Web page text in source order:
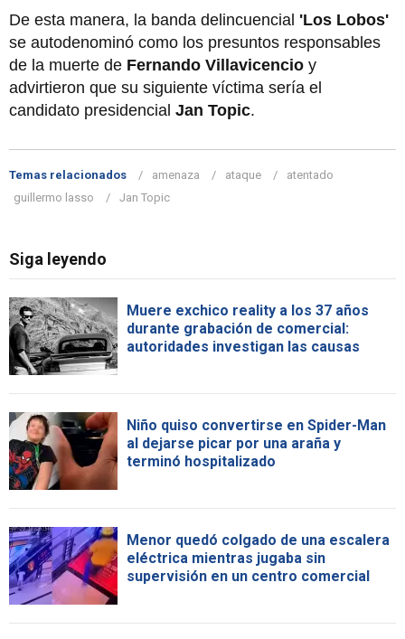
De esta manera, la banda delincuencial 'Los Lobos'
se autodenominó como los presuntos responsables
de la muerte de Fernando Villavicencio y
advirtieron que su siguiente víctima sería el
candidato presidencial Jan Topic.
Temas relacionados amenaza ataque
atentado
guillermo lasso
Jan Topic
Siga leyendo
Muere exchico reality a los 37 años
durante grabación de comercial:
autoridades investigan las causas
Niño quiso convertirse en Spider-Man
al dejarse picar por una araña y
terminó hospitalizado
Menor quedó colgado de una escalera
eléctrica mientras jugaba sin
supervisión en un centro comercial